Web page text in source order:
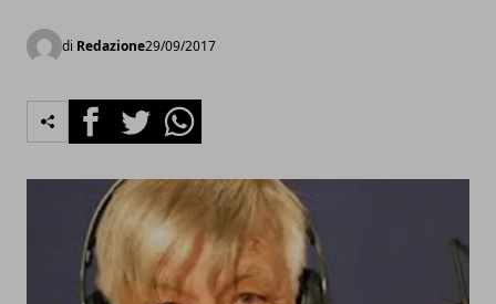
di Redazione29/09/2017
FacebookTwitterWhatsapp